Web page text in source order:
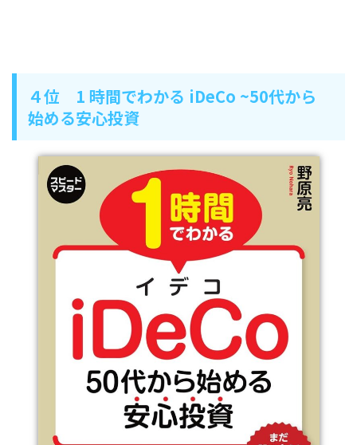
４位 1 時間でわかる iDeCo ~50代から
始める安心投資